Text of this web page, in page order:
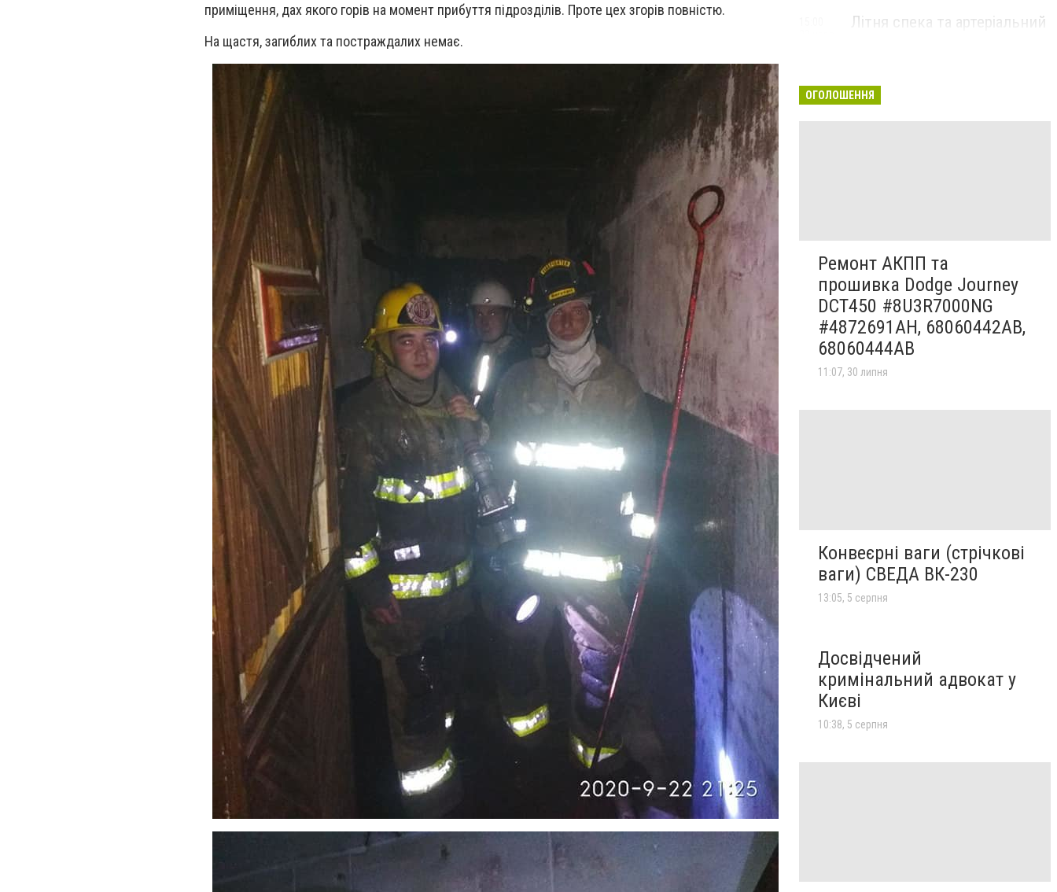
приміщення, дах якого горів на момент прибуття підрозділів. Проте цех згорів повністю.
На щастя, загиблих та постраждалих немає.
Літня спека та артеріальний
ОГОЛОШЕННЯ
Ремонт АКПП та
прошивка Dodge Journey
DCT450 #8U3R7000NG
#4872691AH, 68060442AB,
68060444AB
11:07, 30 липня
Конвеєрні ваги (стрічкові
ваги) СВЕДА ВК-230
13:05, 5 серпня
Досвідчений
кримінальний адвокат у
Києві
10:38, 5 серпня